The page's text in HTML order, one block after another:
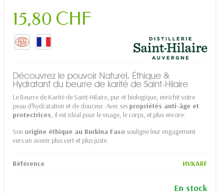
15,80 CHF
Découvrez le pouvoir Naturel, Éthique &
Hydratant du beurre de karité de Saint-Hilaire
Le Beurre de Karité de Saint-Hilaire, pur et biologique, enrichit votre
peau d'hydratation et de douceur. Avec ses propriétés anti-âge et
protectrices, il est idéal pour le visage, le corps, et plus encore.
Son origine éthique au Burkina Faso souligne leur engagement
vers un avenir plus vert et plus juste.
Référence HVKARF
En stock